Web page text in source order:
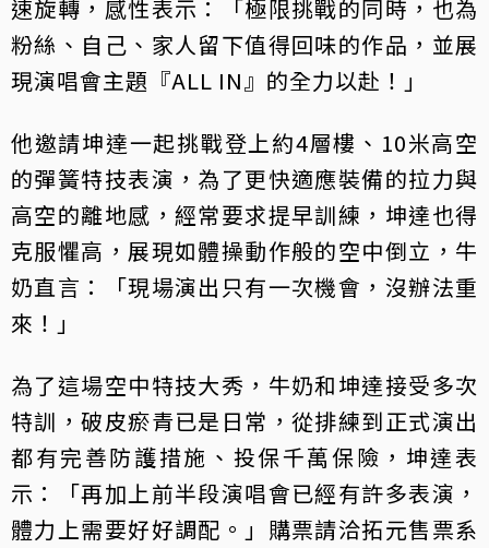
速旋轉，感性表示：「極限挑戰的同時，也為
粉絲、自己、家人留下值得回味的作品，並展
現演唱會主題『ALL IN』的全力以赴！」
他邀請坤達一起挑戰登上約4層樓、10米高空
的彈簧特技表演，為了更快適應裝備的拉力與
高空的離地感，經常要求提早訓練，坤達也得
克服懼高，展現如體操動作般的空中倒立，牛
奶直言：「現場演出只有一次機會，沒辦法重
來！」
為了這場空中特技大秀，牛奶和坤達接受多次
特訓，破皮瘀青已是日常，從排練到正式演出
都有完善防護措施、投保千萬保險，坤達表
示：「再加上前半段演唱會已經有許多表演，
體力上需要好好調配。」購票請洽拓元售票系